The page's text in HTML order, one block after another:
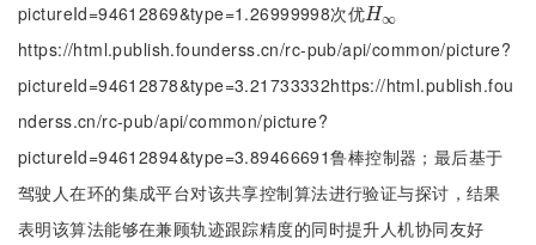
pictureId=94612869&type=1.26999998次优H∞
H∞
https://html.publish.founderss.cn/rc-pub/api/common/picture?
pictureId=94612878&type=3.21733332https://html.publish.fou
nderss.cn/rc-pub/api/common/picture?
pictureId=94612894&type=3.89466691鲁棒控制器；最后基于
驾驶人在环的集成平台对该共享控制算法进行验证与探讨，结果
表明该算法能够在兼顾轨迹跟踪精度的同时提升人机协同友好